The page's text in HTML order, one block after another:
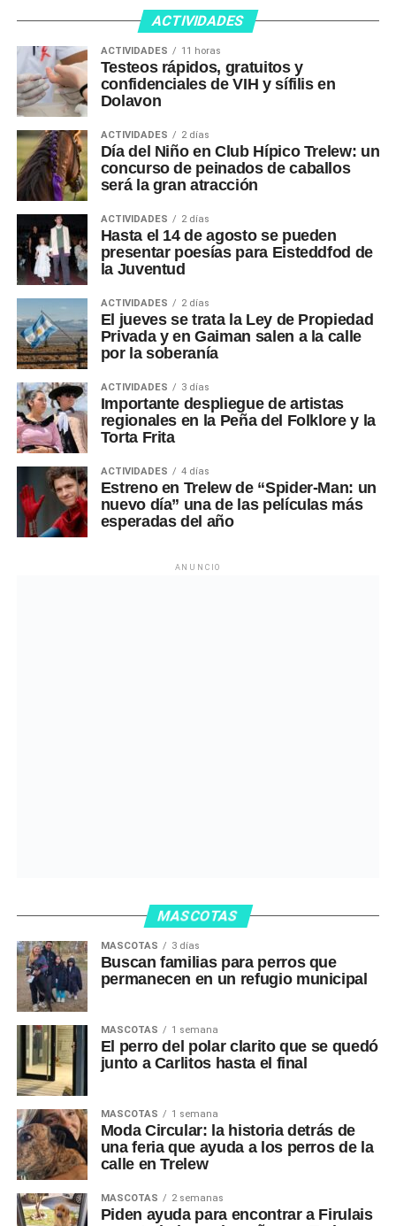
ACTIVIDADES
ACTIVIDADES 11 horas
Testeos rápidos, gratuitos y
confidenciales de VIH y sífilis en
Dolavon
ACTIVIDADES 2 días
Día del Niño en Club Hípico Trelew: un
concurso de peinados de caballos
será la gran atracción
ACTIVIDADES 2 días
Hasta el 14 de agosto se pueden
presentar poesías para Eisteddfod de
la Juventud
ACTIVIDADES 2 días
El jueves se trata la Ley de Propiedad
Privada y en Gaiman salen a la calle
por la soberanía
ACTIVIDADES 3 días
Importante despliegue de artistas
regionales en la Peña del Folklore y la
Torta Frita
ACTIVIDADES 4 días
Estreno en Trelew de “Spider-Man: un
nuevo día” una de las películas más
esperadas del año
ANUNCIO
MASCOTAS
MASCOTAS 3 días
Buscan familias para perros que
permanecen en un refugio municipal
MASCOTAS 1 semana
El perro del polar clarito que se quedó
junto a Carlitos hasta el final
MASCOTAS 1 semana
Moda Circular: la historia detrás de
una feria que ayuda a los perros de la
calle en Trelew
MASCOTAS 2 semanas
Piden ayuda para encontrar a Firulais